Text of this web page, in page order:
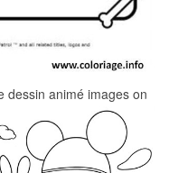
dessin animé images on